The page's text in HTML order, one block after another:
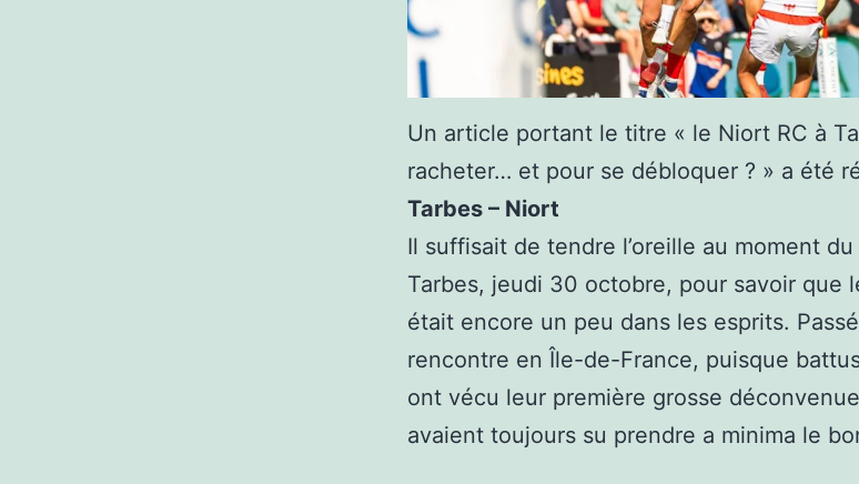
Un article portant le titre « le Niort RC à
racheter… et pour se débloquer ? » a été
Tarbes – Niort
Il suffisait de tendre l’oreille au moment
Tarbes, jeudi 30 octobre, pour savoir que
était encore un peu dans les esprits.
rencontre en Île-de-France, puisque
ont vécu leur première grosse
avaient toujours su prendre a minima le